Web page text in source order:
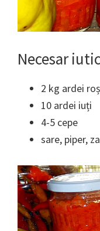
Necesar
2 kg ardei
10 ardei iuți
4-5 cepe
sare, piper,